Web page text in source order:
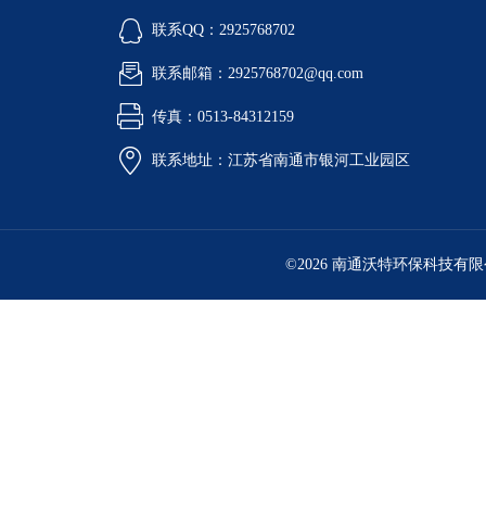
联系QQ：2925768702
联系邮箱：2925768702@qq.com
传真：0513-84312159
联系地址：江苏省南通市银河工业园区
©2026 南通沃特环保科技有